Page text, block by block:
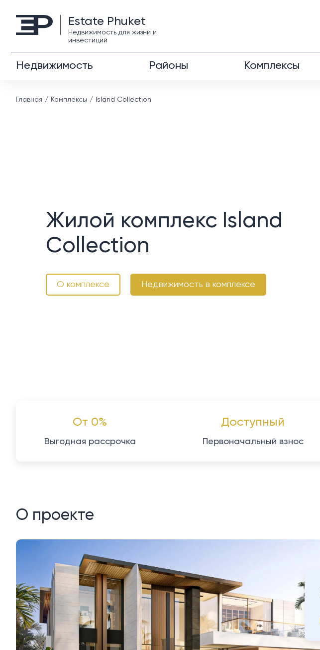
Estate Phuket
Недвижимость для жизни и
инвестиций
Недвижимость Районы Комплексы
Главная Комплексы Island Collection
Жилой комплекс Island
Collection
О комплексе Недвижимость в комплексе
От 0%
Выгодная рассрочка
Доступный
Первоначальный взнос
О проекте